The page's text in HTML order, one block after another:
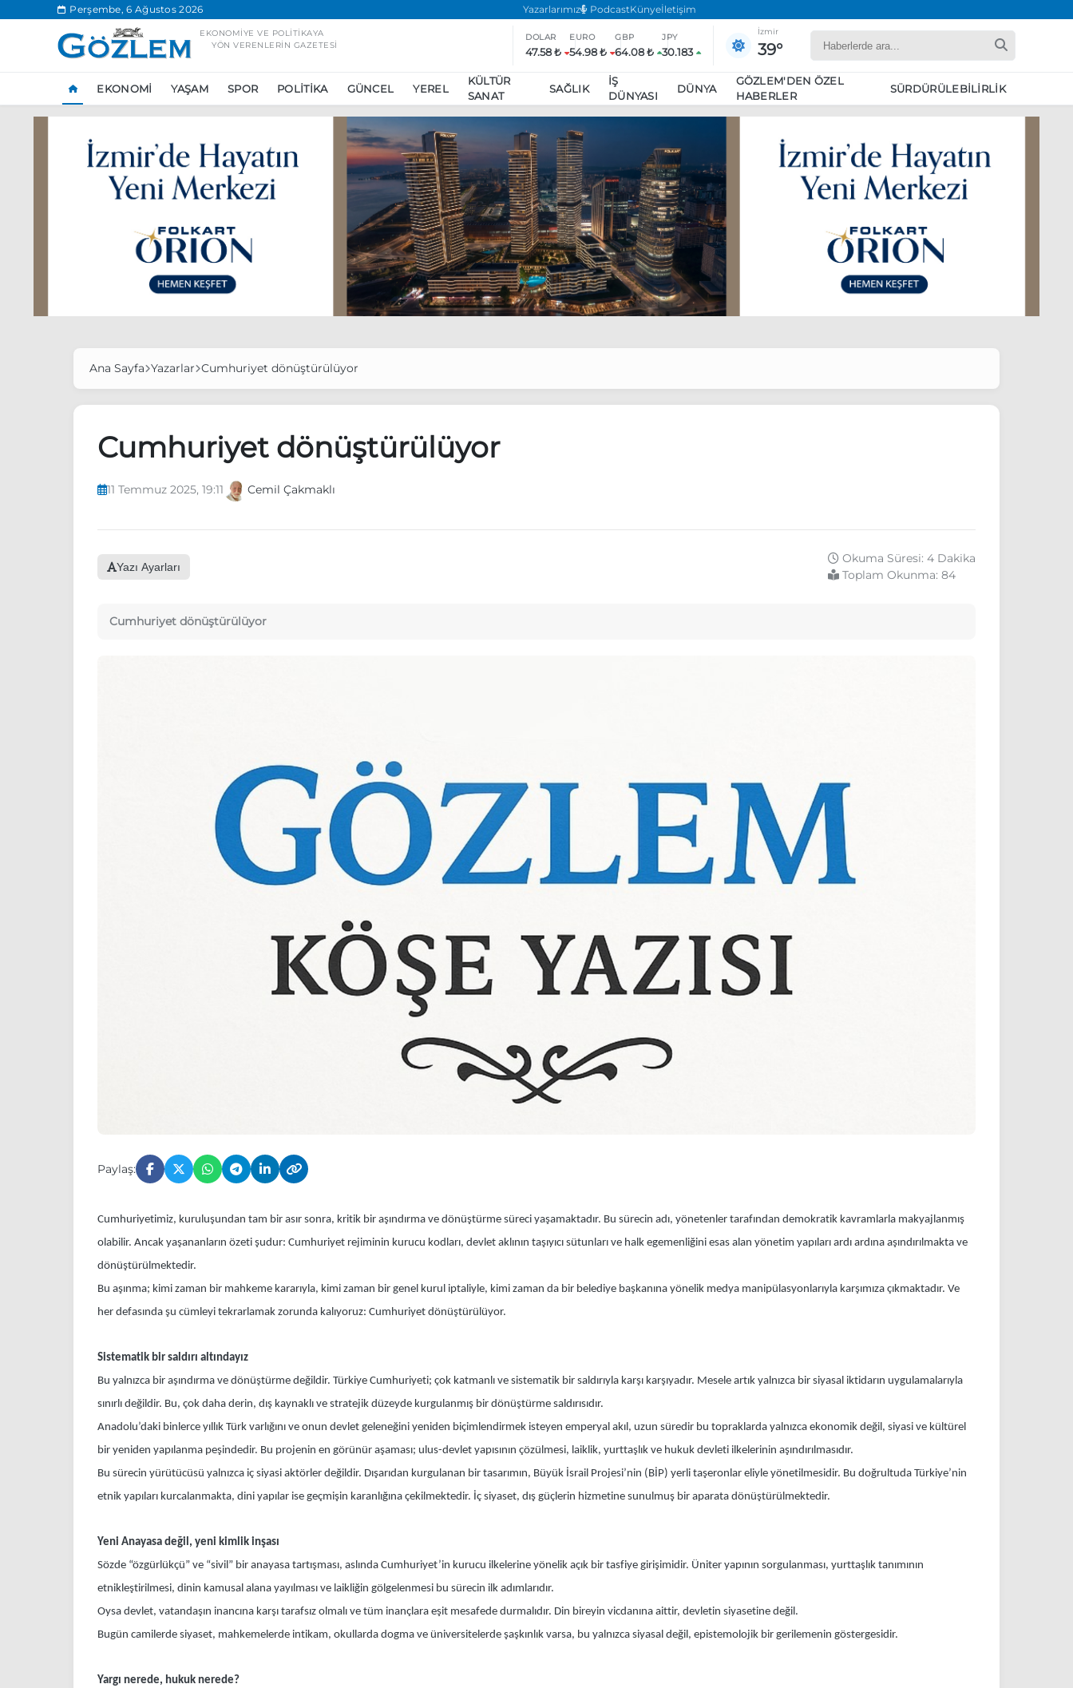
Perşembe, 6 Ağustos 2026 Yazarlarımız PodcastKünyeİletişim
EKONOMIYE VE POLITIKAYA
YÖN VERENLERIN GAZETESI
DOLAR
47.58 ₺
EURO
54.98 ₺
GBP
64.08 ₺
JPY
30.183
İzmir
39°
EKONOMI YAŞAM SPOR POLITIKA GÜNCEL YEREL
KÜLTÜR
SANAT
SAĞLIK
İŞ
DÜNYASI
DÜNYA
GÖZLEM'DEN ÖZEL
HABERLER
SÜRDÜRÜLEBILIRLIK
Ankara’da eylem yasağı uzatıldı
Özgür Özel, Ekrem İmamoğlu’nu ziyaret edecek
Ünlü çift bir etkinliğe daha katılmama kararı aldı
Boykot
Ana Sayfa Yazarlar Cumhuriyet dönüştürülüyor
Cumhuriyet dönüştürülüyor
11 Temmuz 2025, 19:11 Cemil Çakmaklı
Yazı Ayarları
Okuma Süresi: 4 Dakika
Toplam Okunma: 84
Cumhuriyet dönüştürülüyor
Paylaş:
Cumhuriyetimiz, kuruluşundan tam bir asır sonra, kritik bir aşındırma ve dönüştürme süreci yaşamaktadır. Bu sürecin adı, yönetenler tarafından demokratik kavramlarla makyajlanmış
olabilir. Ancak yaşananların özeti şudur: Cumhuriyet rejiminin kurucu kodları, devlet aklının taşıyıcı sütunları ve halk egemenliğini esas alan yönetim yapıları ardı ardına aşındırılmakta ve
dönüştürülmektedir.
Bu aşınma; kimi zaman bir mahkeme kararıyla, kimi zaman bir genel kurul iptaliyle, kimi zaman da bir belediye başkanına yönelik medya manipülasyonlarıyla karşımıza çıkmaktadır. Ve
her defasında şu cümleyi tekrarlamak zorunda kalıyoruz: Cumhuriyet dönüştürülüyor.
Sistematik bir saldırı altındayız
Bu yalnızca bir aşındırma ve dönüştürme değildir. Türkiye Cumhuriyeti; çok katmanlı ve sistematik bir saldırıyla karşı karşıyadır. Mesele artık yalnızca bir siyasal iktidarın uygulamalarıyla
sınırlı değildir. Bu, çok daha derin, dış kaynaklı ve stratejik düzeyde kurgulanmış bir dönüştürme saldırısıdır.
Anadolu’daki binlerce yıllık Türk varlığını ve onun devlet geleneğini yeniden biçimlendirmek isteyen emperyal akıl, uzun süredir bu topraklarda yalnızca ekonomik değil, siyasi ve kültürel
bir yeniden yapılanma peşindedir. Bu projenin en görünür aşaması; ulus-devlet yapısının çözülmesi, laiklik, yurttaşlık ve hukuk devleti ilkelerinin aşındırılmasıdır.
Bu sürecin yürütücüsü yalnızca iç siyasi aktörler değildir. Dışarıdan kurgulanan bir tasarımın, Büyük İsrail Projesi’nin (BİP) yerli taşeronlar eliyle yönetilmesidir. Bu doğrultuda Türkiye’nin
etnik yapıları kurcalanmakta, dini yapılar ise geçmişin karanlığına çekilmektedir. İç siyaset, dış güçlerin hizmetine sunulmuş bir aparata dönüştürülmektedir.
Yeni Anayasa değil, yeni kimlik inşası
Sözde “özgürlükçü” ve “sivil” bir anayasa tartışması, aslında Cumhuriyet’in kurucu ilkelerine yönelik açık bir tasfiye girişimidir. Üniter yapının sorgulanması, yurttaşlık tanımının
etnikleştirilmesi, dinin kamusal alana yayılması ve laikliğin gölgelenmesi bu sürecin ilk adımlarıdır.
Oysa devlet, vatandaşın inancına karşı tarafsız olmalı ve tüm inançlara eşit mesafede durmalıdır. Din bireyin vicdanına aittir, devletin siyasetine değil.
Bugün camilerde siyaset, mahkemelerde intikam, okullarda dogma ve üniversitelerde şaşkınlık varsa, bu yalnızca siyasal değil, epistemolojik bir gerilemenin göstergesidir.
Yargı nerede, hukuk nerede?